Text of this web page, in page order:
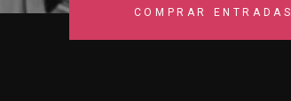
COMPRAR ENTRADAS